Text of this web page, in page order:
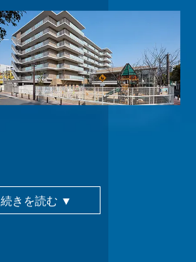
続きを読む ▼